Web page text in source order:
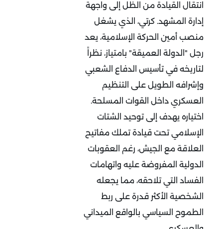
انتقال القيادة من الظل إلى واجهة
إدارة المشهد. كرتي، الذي يشغل
منصب أمين الحركة الإسلامية، يعد
رجل "الدولة العميقة" بامتياز، نظراً
لتاريخه في تأسيس الدفاع الشعبي
وإشرافه الطويل على التنظيم
العسكري داخل القوات المسلحة.
اختياره يهدف إلى توحيد الشتات
الإسلامي تحت قيادة تملك مفاتيح
العلاقة مع الجيش، رغم العقوبات
الدولية المفروضة عليه واتهامات
الفساد التي تلاحقه، مما يجعله
الشخصية الأكثر قدرة على ربط
الطموح السياسي بالواقع الميداني